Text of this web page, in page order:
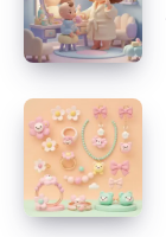
burgund,
hubane
šikk
ning
pehmed
kudumid
kui
kodus
on
väike
laps
ja
aeg
napib
Lihtsad
nipid
ehete
puhastamiseks